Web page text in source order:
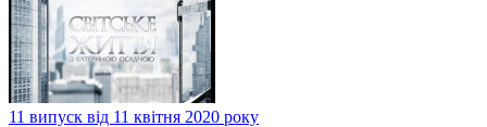
11 випуск від 11 квітня 2020 року